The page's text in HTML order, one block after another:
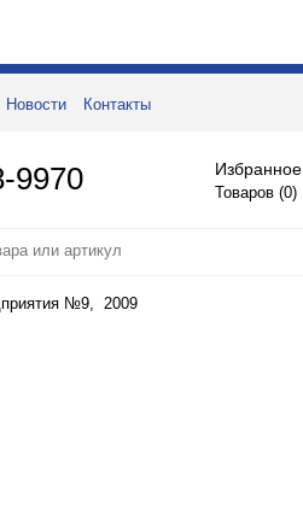
Новости Контакты
9970 Избранное
Товаров (0)
№9, 2009